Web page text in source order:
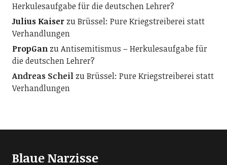
Herkulesaufgabe für die deutschen Lehrer?
Julius KaiserzuBrüssel: Pure Kriegstreiberei statt
Verhandlungen
PropGanzuAntisemitismus – Herkulesaufgabe für
die deutschen Lehrer?
Andreas ScheilzuBrüssel: Pure Kriegstreiberei statt
Verhandlungen
Blaue Narzisse